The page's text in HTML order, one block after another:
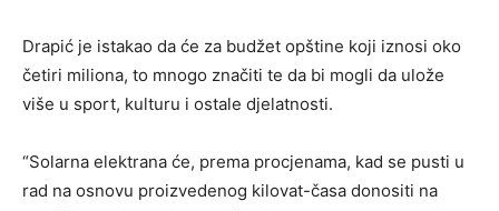
Drapić je istakao da će za budžet opštine koji iznosi oko
četiri miliona, to mnogo značiti te da bi mogli da ulože
više u sport, kulturu i ostale djelatnosti.
“Solarna elektrana će, prema procjenama, kad se pusti u
rad na osnovu proizvedenog kilovat-časa donositi na